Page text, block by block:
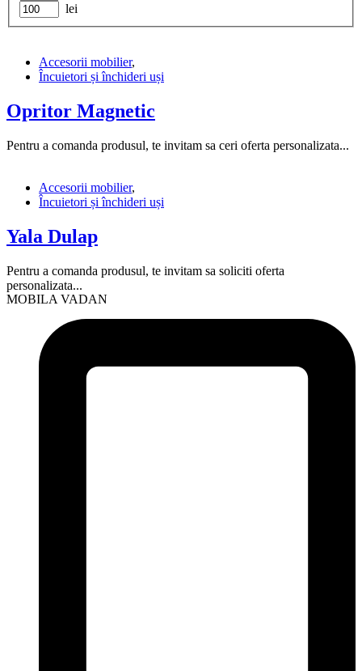
lei
Accesorii mobilier,
Încuietori și închideri uși
Opritor Magnetic
Pentru a comanda produsul, te invitam sa ceri oferta personalizata...
Accesorii mobilier,
Încuietori și închideri uși
Yala Dulap
Pentru a comanda produsul, te invitam sa soliciti oferta
personalizata...
MOBILA VADAN